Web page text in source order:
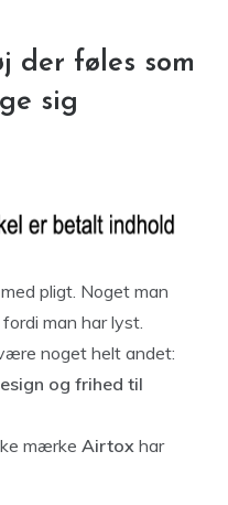
der føles som
sig
pligt. Noget man
man har lyst.
noget helt andet:
og frihed til
mærke Airtox har